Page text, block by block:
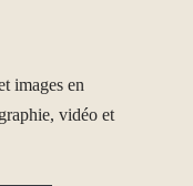
images en
vidéo et